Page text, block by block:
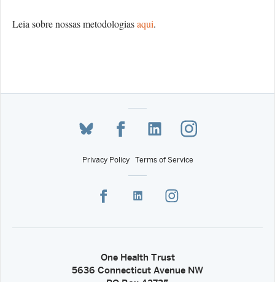
Leia sobre nossas metodologiasaqui.
Privacy Policy Terms of Service
One Health Trust
5636 Connecticut Avenue NW